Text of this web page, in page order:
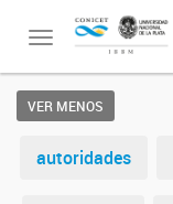
Toggle
VER MENOS
autoridades